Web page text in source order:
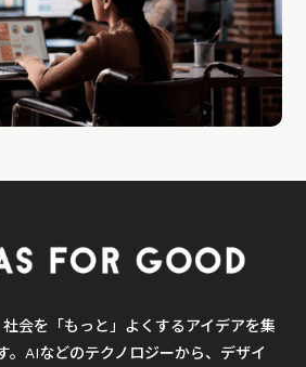
会を「もっと」よくするアイデアを集
。AIなどのテクノロジーから、デザイ